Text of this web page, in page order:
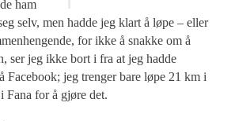
ham
selv, men hadde jeg klart å løpe – eller
for ikke å snakke om å
ser jeg ikke bort i fra at jeg hadde
Facebook; jeg trenger bare løpe 21 km i
Fana for å gjøre det.